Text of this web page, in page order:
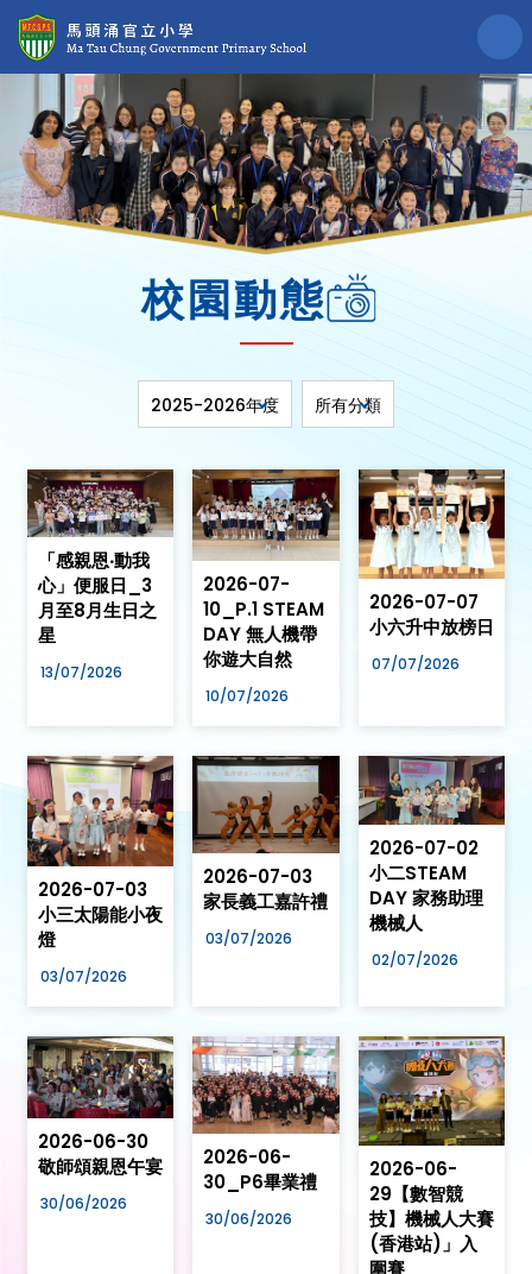
校園動態
2025-2026年度 所有分類
「感親恩‧動我
心」便服日_3
月至8月生日之
星
13/07/2026
2026-07-
10_P.1 STEAM
DAY 無人機帶
你遊大自然
10/07/2026
2026-07-07
小六升中放榜日
07/07/2026
2026-07-03
小三太陽能小夜
燈
03/07/2026
2026-07-03
家長義工嘉許禮
03/07/2026
2026-07-02
小二STEAM
DAY 家務助理
機械人
02/07/2026
2026-06-30
敬師頌親恩午宴
30/06/2026
2026-06-
30_P6畢業禮
30/06/2026
2026-06-
29【數智競
技】機械人大賽
(香港站)」入
圍賽